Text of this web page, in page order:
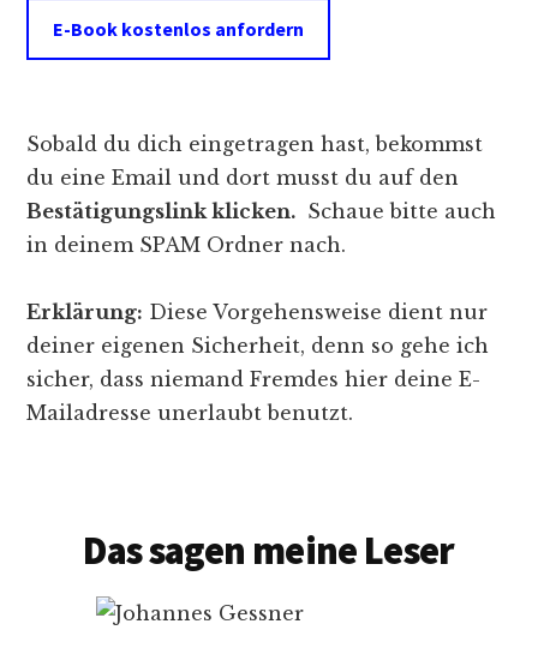
Sobald du dich eingetragen hast, bekommst
du eine Email und dort musst du auf den
Bestätigungslink klicken. Schaue bitte auch
in deinem SPAM Ordner nach.
Erklärung: Diese Vorgehensweise dient nur
deiner eigenen Sicherheit, denn so gehe ich
sicher, dass niemand Fremdes hier deine E-
Mailadresse unerlaubt benutzt.
Das sagen meine Leser